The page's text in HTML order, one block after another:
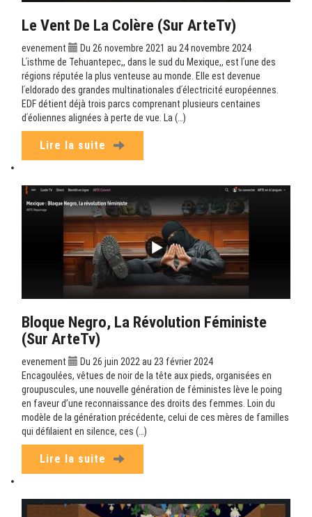
Le Vent De La Colère (sur ArteTv)
evenement
Du 26 novembre 2021 au 24 novembre 2024
Lʹisthme de Tehuantepec,, dans le sud du Mexique,, est lʹune des
régions réputée la plus venteuse au monde. Elle est devenue
lʹeldorado des grandes multinationales dʹélectricité européennes.
EDF détient déjà trois parcs comprenant plusieurs centaines
dʹéoliennes alignées à perte de vue. La (…)
Lire la suite
Bloque Negro, La Révolution Féministe
(sur ArteTv)
evenement
Du 26 juin 2022 au 23 février 2024
Encagoulées, vêtues de noir de la tête aux pieds, organisées en
groupuscules, une nouvelle génération de féministes lève le poing
en faveur d’une reconnaissance des droits des femmes. Loin du
modèle de la génération précédente, celui de ces mères de familles
qui défilaient en silence, ces (…)
Lire la suite